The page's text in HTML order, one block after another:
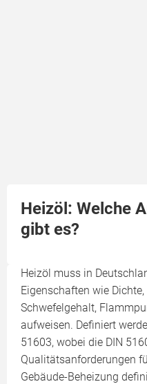
Heizöl: Welche
gibt es?
Heizöl muss in
Eigenschaften wie
Schwefelgehalt,
aufweisen. Definiert
51603, wobei die DIN
Qualitätsanforderungen
Gebäude-Beheizung